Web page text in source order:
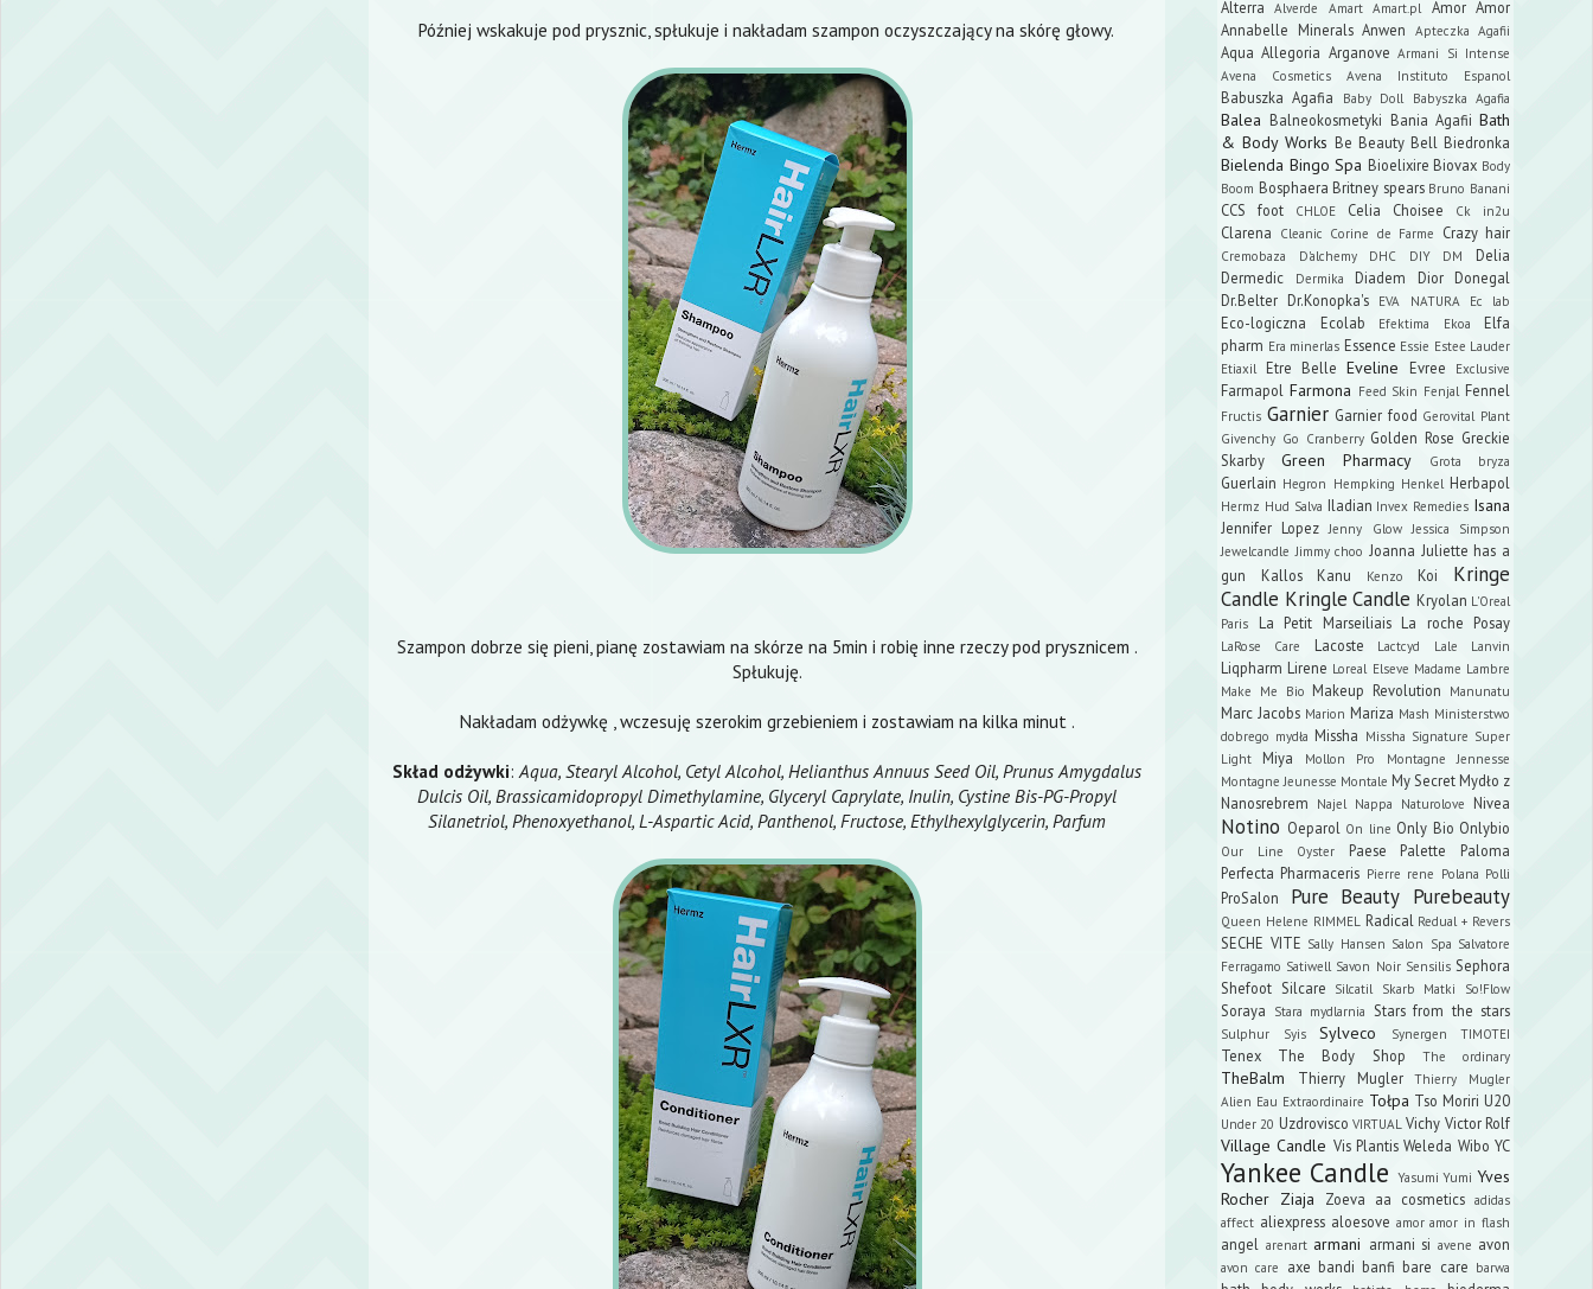
Później wskakuje pod prysznic, spłukuje i nakładam szampon oczyszczający na skórę głowy.
Szampon dobrze się pieni, pianę zostawiam na skórze na 5min i robię inne rzeczy pod prysznicem .
Spłukuję.
Nakładam odżywkę , wczesuję szerokim grzebieniem i zostawiam na kilka minut .
Skład odżywki:Aqua, Stearyl Alcohol, Cetyl Alcohol, Helianthus Annuus Seed Oil, Prunus Amygdalus
Dulcis Oil, Brassicamidopropyl Dimethylamine, Glyceryl Caprylate, Inulin, Cystine Bis-PG-Propyl
Silanetriol, Phenoxyethanol, L-Aspartic Acid, Panthenol, Fructose, Ethylhexylglycerin, Parfum
Alterra Alverde Amart Amart.pl
Amor Amor
Annabelle Minerals Anwen Apteczka Agafii
Aqua Allegoria Arganove Armani Si Intense
Avena Cosmetics
Avena Instituto Espanol
Babuszka Agafia Baby Doll Babyszka Agafia
Balea Balneokosmetyki Bania Agafii Bath
& Body Works Be Beauty Bell Biedronka
Bielenda Bingo Spa Bioelixire Biovax Body
Boom Bosphaera Britney spears Bruno Banani
CCS foot CHLOE Celia Choisee Ck in2u
Clarena Cleanic Corine de Farme Crazy hair
Cremobaza D'alchemy DHC DIY DM
Delia
Dermedic
Dermika Diadem Dior
Donegal
Dr.Belter Dr.Konopka's EVA NATURA Ec lab
Eco-logiczna Ecolab Efektima Ekoa
Elfa
pharm Era minerlas Essence Essie Estee Lauder
Etiaxil
Etre Belle Eveline Evree Exclusive
Farmapol Farmona Feed Skin Fenjal Fennel
Fructis Garnier Garnier food Gerovital Plant
Givenchy Go Cranberry Golden Rose Greckie
Skarby
Green Pharmacy Grota bryza
Guerlain Hegron Hempking Henkel Herbapol
Hermz Hud Salva Iladian Invex Remedies Isana
Jennifer Lopez Jenny Glow Jessica Simpson
Jewelcandle Jimmy choo Joanna Juliette has a
gun
Kallos Kanu Kenzo Koi
Kringe
Candle Kringle Candle Kryolan L'Oreal
Paris
La Petit Marseiliais La roche Posay
LaRose Care Lacoste Lactcyd Lale Lanvin
Liqpharm Lirene Loreal Elseve Madame Lambre
Make Me Bio Makeup Revolution Manunatu
Marc Jacobs Marion Mariza Mash Ministerstwo
dobrego mydła Missha Missha Signature Super
Light
Miya Mollon Pro
Montagne Jennesse
Montagne Jeunesse Montale My Secret Mydło z
Nanosrebrem
Najel Nappa Naturolove Nivea
Notino Oeparol On line Only Bio Onlybio
Our Line Oyster Paese Palette
Paloma
Perfecta Pharmaceris Pierre rene Polana Polli
ProSalon Pure Beauty Purebeauty
Queen Helene RIMMEL Radical Redual + Revers
SECHE VITE Sally Hansen Salon Spa Salvatore
Ferragamo Satiwell Savon Noir Sensilis Sephora
Shefoot Silcare Silcatil Skarb Matki So!Flow
Soraya Stara mydlarnia Stars from the stars
Sulphur Syis Sylveco Synergen TIMOTEI
Tenex The Body Shop The ordinary
TheBalm Thierry Mugler
Thierry Mugler
Alien Eau Extraordinaire Tołpa Tso Moriri U20
Under 20 Uzdrovisco VIRTUAL Vichy Victor Rolf
Village Candle Vis Plantis Weleda Wibo YC
Yankee Candle Yasumi Yumi Yves
Rocher Ziaja Zoeva aa cosmetics adidas
affect aliexpress aloesove amor amor in flash
angel arenart armani armani si avene avon
avon care axe bandi banfi bare care barwa